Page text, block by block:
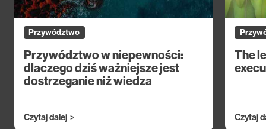
Przywództwo
Przywództwo w niepewności:
dlaczego dziś ważniejsze jest
dostrzeganie niż wiedza
Czytaj dalej
The
Czytaj